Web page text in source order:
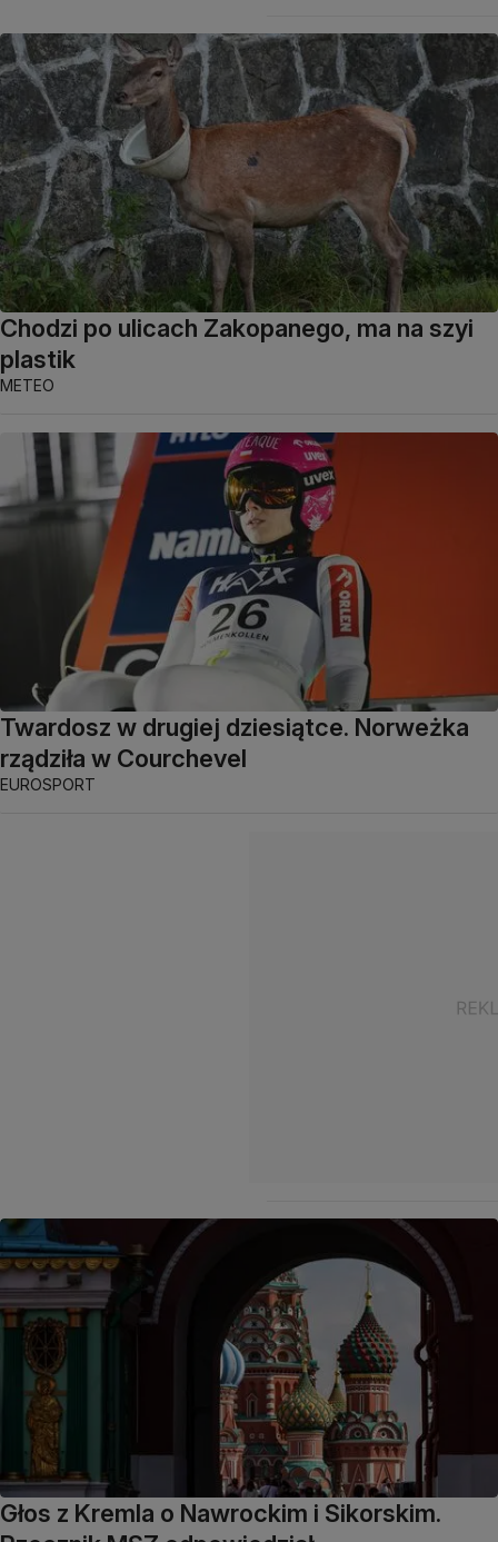
Chodzi po ulicach Zakopanego, ma na szyi
plastik
METEO
Twardosz w drugiej dziesiątce. Norweżka
rządziła w Courchevel
EUROSPORT
Głos z Kremla o Nawrockim i Sikorskim.